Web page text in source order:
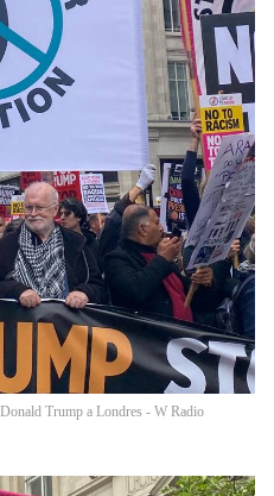
Trump a Londres - W Radio